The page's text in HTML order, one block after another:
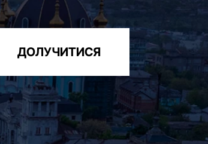
ДОЛУЧИТИСЯ